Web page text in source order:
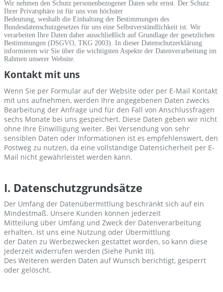
Wir nehmen den Schutz personenbezogener Daten sehr ernst. Der Schutz
Ihrer Privatsphäre ist für uns von höchster
Bedeutung, weshalb die Einhaltung der Bestimmungen des
Bundesdatenschutzgesetzes für uns eine Selbstverständlichkeit ist. Wir
verarbeiten Ihre Daten daher ausschließlich auf Grundlage der gesetzlichen
Bestimmungen (DSGVO, TKG 2003). In dieser Datenschutzerklärung
informieren wir Sie über die wichtigsten Aspekte der Datenverarbeitung im
Rahmen unserer Website.
Kontakt mit uns
Wenn Sie per Formular auf der Website oder per E-Mail Kontakt
mit uns aufnehmen, werden Ihre angegebenen Daten zwecks
Bearbeitung der Anfrage und für den Fall von Anschlussfragen
sechs Monate bei uns gespeichert. Diese Daten geben wir nicht
ohne Ihre Einwilligung weiter. Bei Versendung von sehr
sensiblen Daten oder Informationen ist es empfehlenswert, den
Postweg zu nutzen, da eine vollständige Datensicherheit per E-
Mail nicht gewährleistet werden kann.
I. Datenschutzgrundsätze
Der Umfang der Datenübermittlung beschränkt sich auf ein
Mindestmaß. Unsere Kunden können jederzeit
Mitteilung über Umfang und Zweck der Datenverarbeitung
erhalten. Ist uns eine Nutzung oder Übermittlung
der Daten zu Werbezwecken gestattet worden, so kann diese
jederzeit widerrufen werden (Siehe Punkt III).
Des Weiteren werden Daten auf Wunsch berichtigt, gesperrt
oder gelöscht.